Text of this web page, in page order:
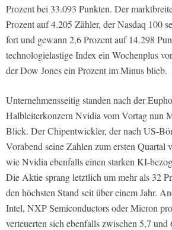
Prozent bei 33.093 Punkten. Der
Prozent auf 4.205 Zähler, der Nasdaq 100
fort und gewann 2,6 Prozent auf 14.298
technologielastige Index ein Wochenplus
der Dow Jones ein Prozent im Minus blieb.
Unternehmensseitig standen nach der
Halbleiterkonzern Nvidia vom Vortag nun
Blick. Der Chipentwickler, der nach US-
Vorabend seine Zahlen zum ersten Quartal
wie Nvidia ebenfalls einen starken KI-
Die Aktie sprang letztlich um mehr als 32
den höchsten Stand seit über einem Jahr.
Intel, NXP Semiconductors oder Micron
verteuerten sich ebenfalls zwischen 5,7 und